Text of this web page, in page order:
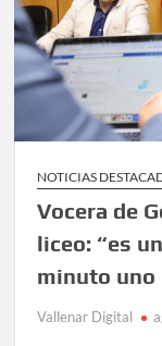
NOTICIAS
Vocera de
liceo: “es
minuto uno
Vallenar Digital